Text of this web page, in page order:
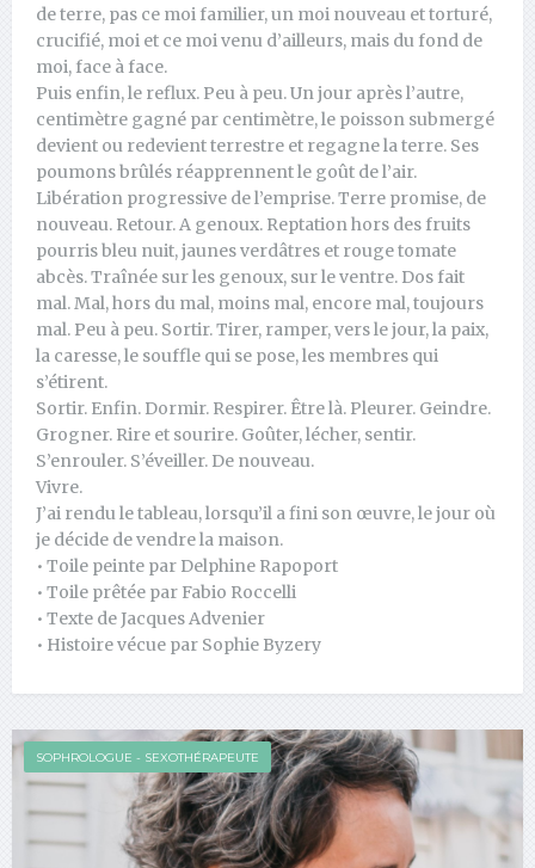
de terre, pas ce moi familier, un moi nouveau et torturé,
crucifié, moi et ce moi venu d’ailleurs, mais du fond de
moi, face à face.
Puis enfin, le reflux. Peu à peu. Un jour après l’autre,
centimètre gagné par centimètre, le poisson submergé
devient ou redevient terrestre et regagne la terre. Ses
poumons brûlés réapprennent le goût de l’air.
Libération progressive de l’emprise. Terre promise, de
nouveau. Retour. A genoux. Reptation hors des fruits
pourris bleu nuit, jaunes verdâtres et rouge tomate
abcès. Traînée sur les genoux, sur le ventre. Dos fait
mal. Mal, hors du mal, moins mal, encore mal, toujours
mal. Peu à peu. Sortir. Tirer, ramper, vers le jour, la paix,
la caresse, le souffle qui se pose, les membres qui
s’étirent.
Sortir. Enfin. Dormir. Respirer. Être là. Pleurer. Geindre.
Grogner. Rire et sourire. Goûter, lécher, sentir.
S’enrouler. S’éveiller. De nouveau.
Vivre.
J’ai rendu le tableau, lorsqu’il a fini son œuvre, le jour où
je décide de vendre la maison.
• Toile peinte par Delphine Rapoport
• Toile prêtée par Fabio Roccelli
• Texte de Jacques Advenier
• Histoire vécue par Sophie Byzery
SOPHROLOGUE - SEXOTHÉRAPEUTE